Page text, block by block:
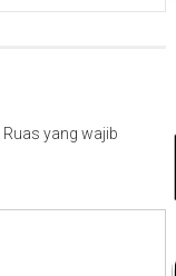
Ruas yang wajib